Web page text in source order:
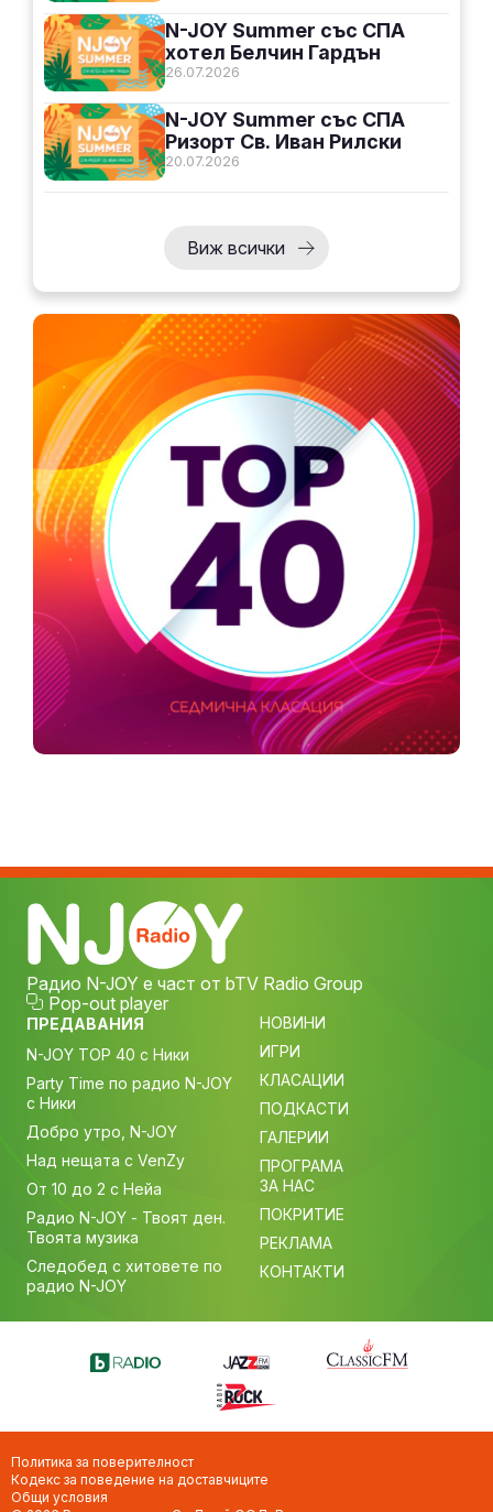
26.07.2026
N-JOY Summer със СПА
хотел Белчин Гардън
20.07.2026
N-JOY Summer със СПА
Ризорт Св. Иван Рилски
Виж всички
Радио N-JOY е част от bTV Radio Group
Pop-out player
ПРЕДАВАНИЯ
N-JOY TOP 40 с Ники
Party Time по радио N-JOY
с Ники
Добро утро, N-JOY
Над нещата с VenZy
От 10 до 2 с Нейа
Радио N-JOY - Твоят ден.
Твоята музика
Следобед с хитовете по
радио N-JOY
НОВИНИ
ИГРИ
КЛАСАЦИИ
ПОДКАСТИ
ГАЛЕРИИ
ПРОГРАМА
ЗА НАС
ПОКРИТИЕ
РЕКЛАМА
КОНТАКТИ
Политика за поверителност
Кодекс за поведение на доставчиците
Общи условия